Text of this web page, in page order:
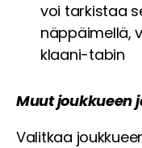
voi tarkistaa
näppäimellä,
klaani-tabin
Muut joukkueen
Valitkaa